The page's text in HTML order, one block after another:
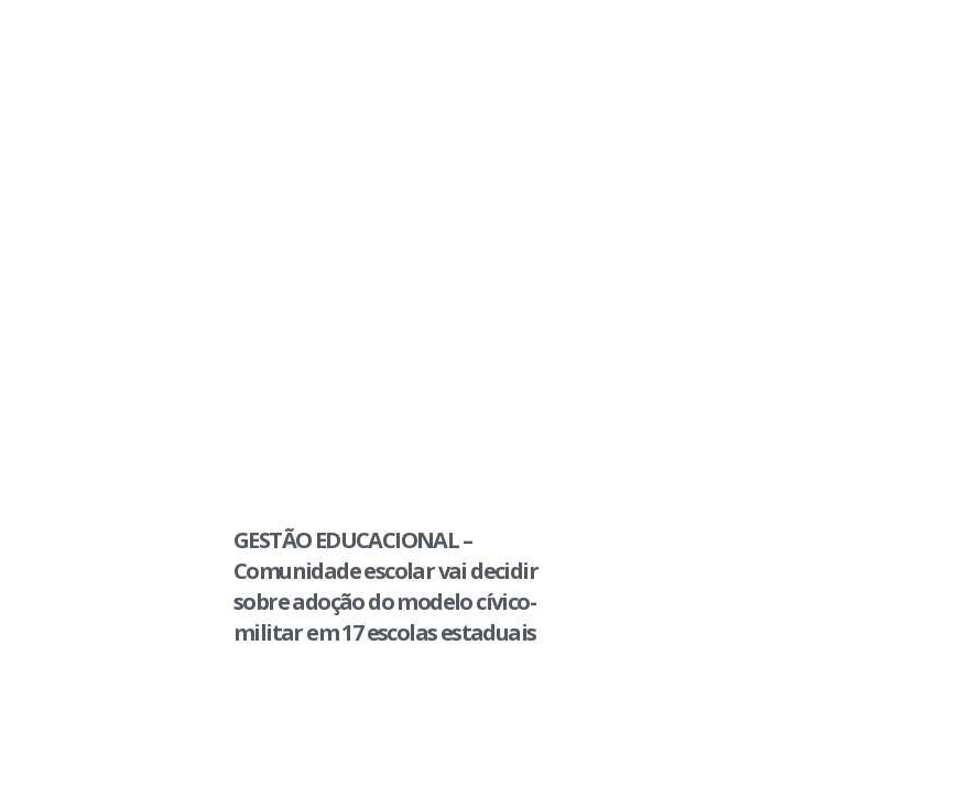
GESTÃO EDUCACIONAL –
Comunidade escolar vai decidir
sobre adoção do modelo cívico-
militar em 17 escolas estaduais